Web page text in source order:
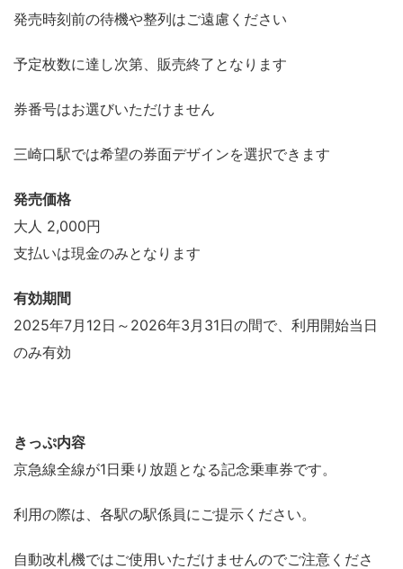
発売時刻前の待機や整列はご遠慮ください
予定枚数に達し次第、販売終了となります
券番号はお選びいただけません
三崎口駅では希望の券面デザインを選択できます
発売価格
大人 2,000円
支払いは現金のみとなります
有効期間
2025年7月12日～2026年3月31日の間で、利用開始当日
のみ有効
きっぷ内容
京急線全線が1日乗り放題となる記念乗車券です。
利用の際は、各駅の駅係員にご提示ください。
自動改札機ではご使用いただけませんのでご注意くださ